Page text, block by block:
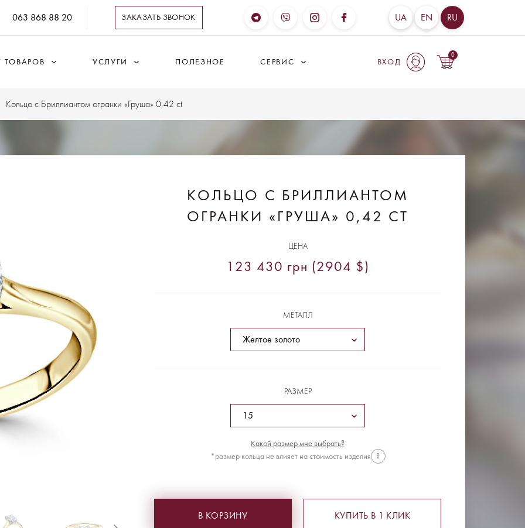
063 868 88 20 ЗАКАЗАТЬ ЗВОНОК UA EN RU
ТОВАРОВ УСЛУГИ ПОЛЕЗНОЕ СЕРВИС ВХОД
0
Кольцо с Бриллиантом огранки «Груша» 0,42 ct
КОЛЬЦО С БРИЛЛИАНТОМ
ОГРАНКИ «ГРУША» 0,42 CT
ЦЕНА
123 430 грн (2904 $)
МЕТАЛЛ
РАЗМЕР
Какой размер мне выбрать?
*размер кольца не влияет на стоимость изделия
?
В КОРЗИНУ КУПИТЬ В 1 КЛИК